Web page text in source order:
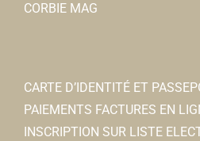
CORBIE MAG
CARTE D’IDENTITÉ ET
PAIEMENTS FACTURES EN
INSCRIPTION SUR LISTE